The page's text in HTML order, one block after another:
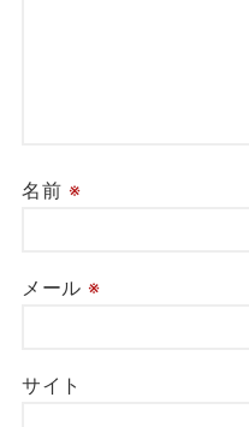
名前 ※
メール ※
サイト